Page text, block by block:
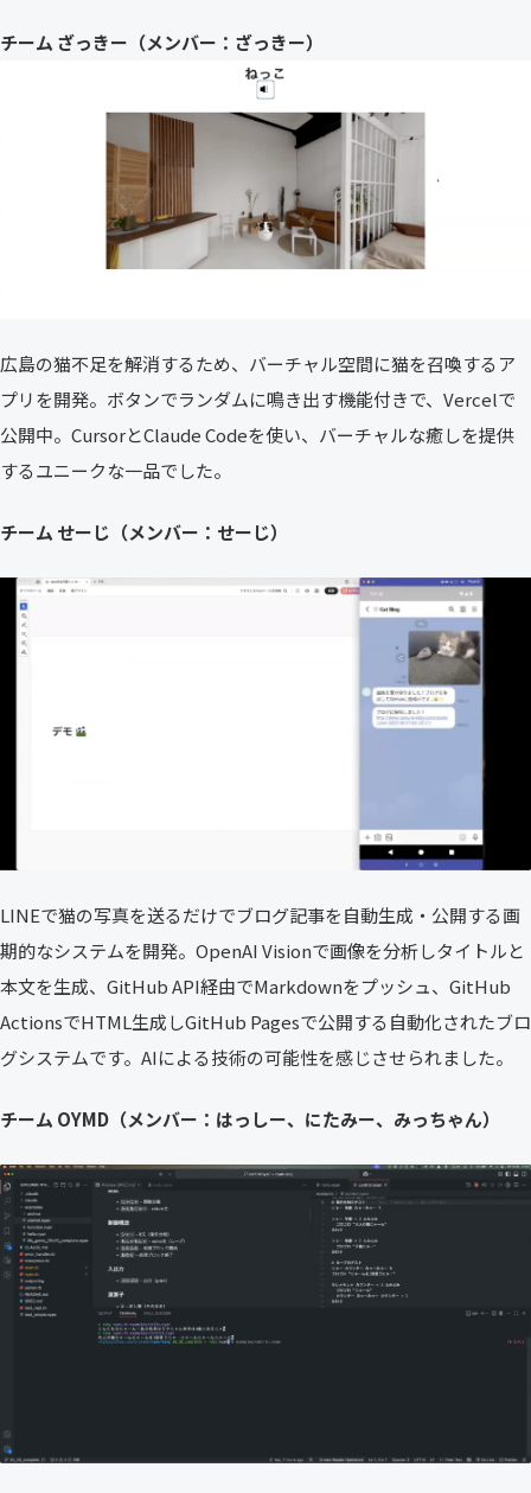
チーム ざっきー（メンバー：ざっきー）
広島の猫不足を解消するため、バーチャル空間に猫を召喚するア
プリを開発。ボタンでランダムに鳴き出す機能付きで、Vercelで
公開中。CursorとClaude Codeを使い、バーチャルな癒しを提供
するユニークな一品でした。
チーム せーじ（メンバー：せーじ）
LINEで猫の写真を送るだけでブログ記事を自動生成・公開する画
期的なシステムを開発。OpenAI Visionで画像を分析しタイトルと
本文を生成、GitHub API経由でMarkdownをプッシュ、GitHub
ActionsでHTML生成しGitHub Pagesで公開する自動化されたブロ
グシステムです。AIによる技術の可能性を感じさせられました。
チーム OYMD（メンバー：はっしー、にたみー、みっちゃん）